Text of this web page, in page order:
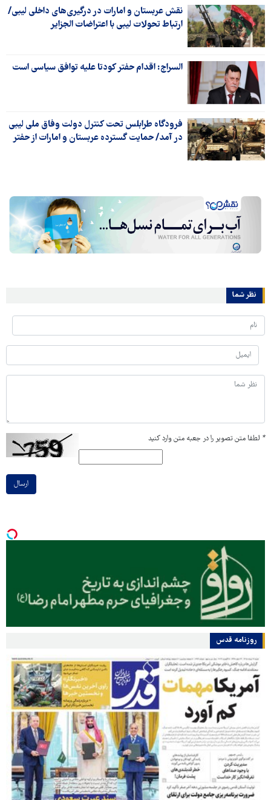
نقش عربستان و امارات در درگیری‌های داخلی لیبی/
ارتباط تحولات لیبی با اعتراضات الجزایر
السراج: اقدام حفتر کودتا علیه توافق سیاسی است
فرودگاه طرابلس تحت کنترل دولت وفاق ملی لیبی
در آمد/ حمایت گسترده عربستان و امارات از حفتر
نظر شما
* لطفا متن تصویر را در جعبه متن وارد کنید
ارسال
روزنامه قدس